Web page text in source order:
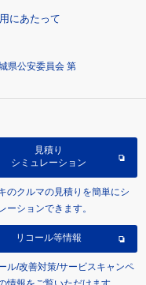
にあたって
県公安委員会 第
見積り
シミュレーション
のクルマの見積りを簡単にシ
ーションできます。
リコール等情報
ル/改善対策/サービスキャンペ